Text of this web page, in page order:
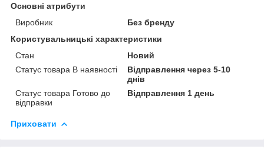
Основні атрибути
Виробник
Без бренду
Користувальницькі характеристики
Стан
Новий
Статус товара В наявності
Відправлення через 5-10
днів
Статус товара Готово до
відправки
Відправлення 1 день
Приховати